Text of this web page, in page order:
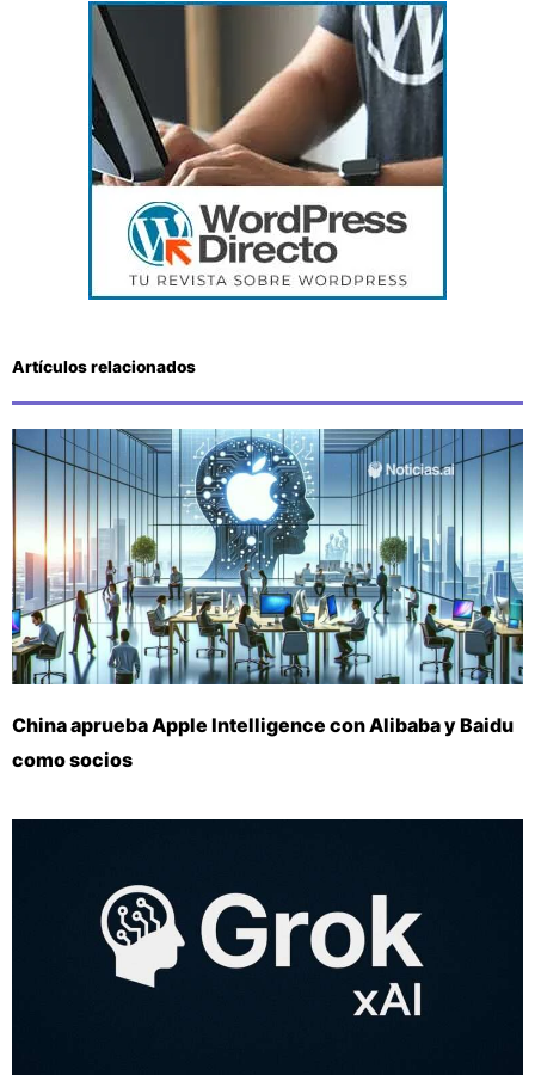
Artículos relacionados
China aprueba Apple Intelligence con Alibaba y Baidu
como socios